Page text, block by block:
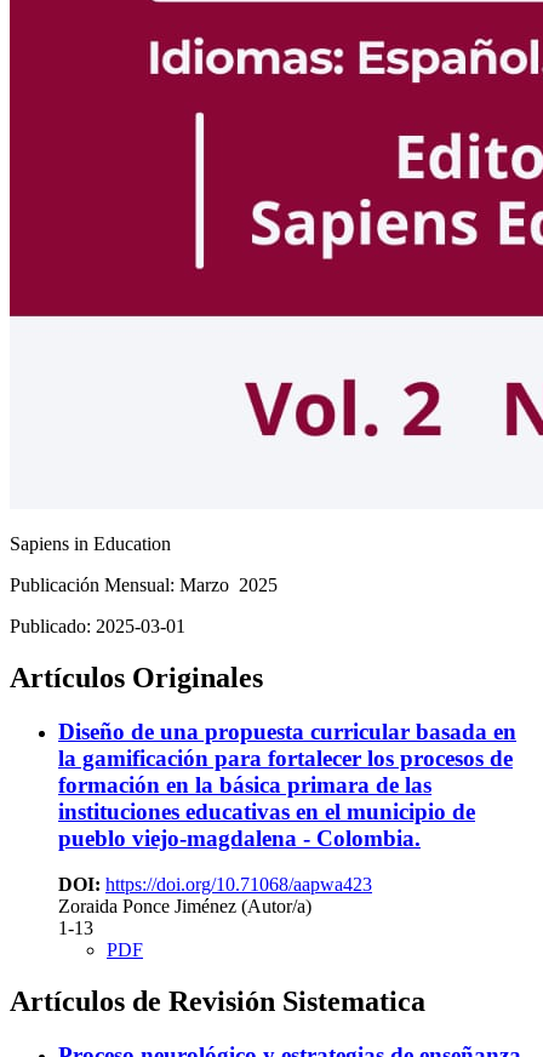
Sapiens in Education
Publicación Mensual: Marzo 2025
Publicado: 2025-03-01
Artículos Originales
Diseño de una propuesta curricular basada en
la gamificación para fortalecer los procesos de
formación en la básica primara de las
instituciones educativas en el municipio de
pueblo viejo-magdalena - Colombia.
DOI: https://doi.org/10.71068/aapwa423
Zoraida Ponce Jiménez (Autor/a)
1-13
PDF
Artículos de Revisión Sistematica